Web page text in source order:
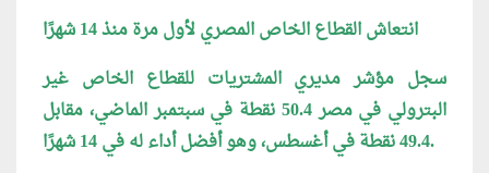
انتعاش القطاع الخاص المصري لأول مرة منذ 14 شهرًا
سجل مؤشر مديري المشتريات للقطاع الخاص غير
البترولي في مصر 50.4 نقطة في سبتمبر الماضي، مقابل
49.4 نقطة في أغسطس، وهو أفضل أداء له في 14 شهرًا.